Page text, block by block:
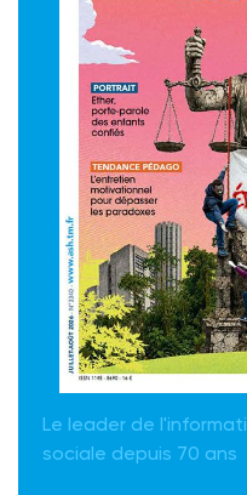
Le leader de
sociale depuis 70 ans